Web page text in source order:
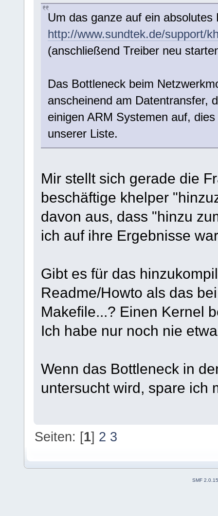
Um das ganze auf ein
http://www.sundtek.de/support/
(anschließend Treiber neu
Das Bottleneck beim
anscheinend am Datentransfer,
einigen ARM Systemen auf,
unserer Liste.
Mir stellt sich gerade die
beschäftige khelper
davon aus, dass "hinzu
ich auf ihre Ergebnisse
Gibt es für das
Readme/Howto als das
Makefile...? Einen Kernel
Ich habe nur noch nie
Wenn das Bottleneck in
untersucht wird, spare ich
Seiten: [1] 2 3
SMF 2.0.15